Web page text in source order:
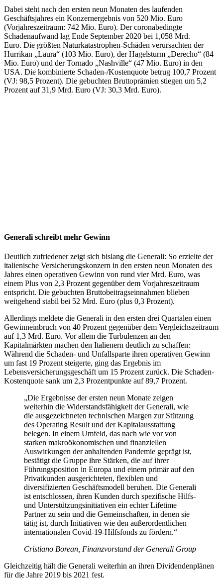
Dabei steht nach den ersten neun Monaten des laufenden
Geschäftsjahres ein Konzernergebnis von 520 Mio. Euro
(Vorjahreszeitraum: 742 Mio. Euro). Der coronabedingte
Schadenaufwand lag Ende September 2020 bei 1,058 Mrd.
Euro. Die größten Naturkatastrophen-Schäden verursachten der
Hurrikan „Laura“ (103 Mio. Euro), der Hagelsturm „Derecho“ (84
Mio. Euro) und der Tornado „Nashville“ (47 Mio. Euro) in den
USA. Die kombinierte Schaden-/Kostenquote betrug 100,7 Prozent
(VJ: 98,5 Prozent). Die gebuchten Bruttoprämien stiegen um 5,2
Prozent auf 31,9 Mrd. Euro (VJ: 30,3 Mrd. Euro).
Generali schreibt mehr Gewinn
Deutlich zufriedener zeigt sich bislang die Generali: So erzielte der
italienische Versicherungskonzern in den ersten neun Monaten des
Jahres einen operativen Gewinn von rund vier Mrd. Euro, was
einem Plus von 2,3 Prozent gegenüber dem Vorjahreszeitraum
entspricht. Die gebuchten Bruttobeitragseinnahmen blieben
weitgehend stabil bei 52 Mrd. Euro (plus 0,3 Prozent).
Allerdings meldete die Generali in den ersten drei Quartalen einen
Gewinneinbruch von 40 Prozent gegenüber dem Vergleichszeitraum
auf 1,3 Mrd. Euro. Vor allem die Turbulenzen an den
Kapitalmärkten machen den Italienern deutlich zu schaffen:
Während die Schaden- und Unfallsparte ihren operativen Gewinn
um fast 19 Prozent steigerte, ging das Ergebnis im
Lebensversicherungsgeschäft um 15 Prozent zurück. Die Schaden-
Kostenquote sank um 2,3 Prozentpunkte auf 89,7 Prozent.
„Die Ergebnisse der ersten neun Monate zeigen
weiterhin die Widerstandsfähigkeit der Generali, wie
die ausgezeichneten technischen Margen zur Stützung
des Operating Result und der Kapitalausstattung
belegen. In einem Umfeld, das nach wie vor von
starken makroökonomischen und finanziellen
Auswirkungen der anhaltenden Pandemie geprägt ist,
bestätigt die Gruppe ihre Stärken, die auf ihrer
Führungsposition in Europa und einem primär auf den
Privatkunden ausgerichteten, flexiblen und
diversifizierten Geschäftsmodell beruhen. Die Generali
ist entschlossen, ihren Kunden durch spezifische Hilfs-
und Unterstützungsinitiativen ein echter Lifetime
Partner zu sein und die Gemeinschaften, in denen sie
tätig ist, durch Initiativen wie den außerordentlichen
internationalen Covid-19-Hilfsfonds zu fördern.“
Cristiano Borean, Finanzvorstand der Generali Group
Gleichzeitig hält die Generali weiterhin an ihren Dividendenplänen
für die Jahre 2019 bis 2021 fest.